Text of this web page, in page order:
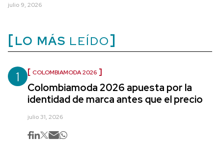
julio 9, 2026
LO MÁS LEÍDO
1 COLOMBIAMODA 2026
Colombiamoda 2026 apuesta por la
identidad de marca antes que el precio
julio 31, 2026